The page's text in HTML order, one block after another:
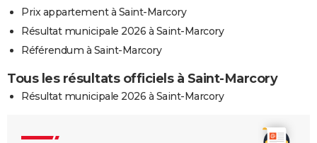
Prix appartement à Saint-Marcory
Résultat municipale 2026 à Saint-Marcory
Référendum à Saint-Marcory
Tous les résultats officiels à Saint-Marcory
Résultat municipale 2026 à Saint-Marcory